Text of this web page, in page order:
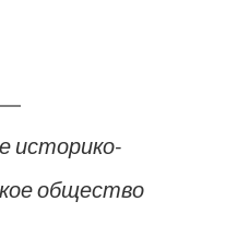
историко-
общество